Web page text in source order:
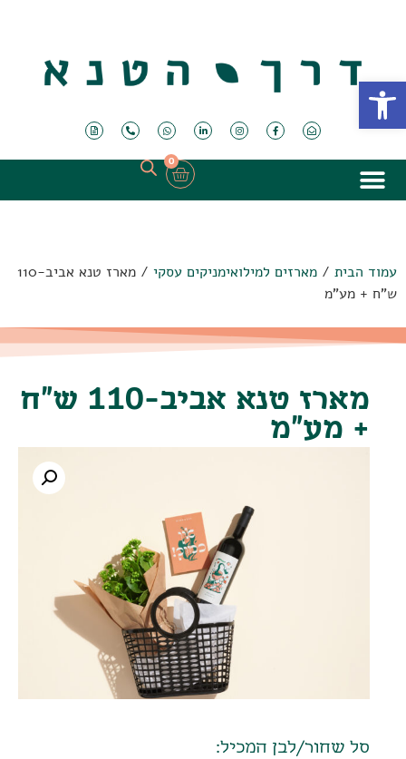
פתח סרגל נגישות
0
עמוד הבית / מארזים למילואימניקים עסקי
/ מארז טנא אביב-110
ש"ח + מע"מ
מארז טנא אביב-110 ש"ח
+ מע"מ
סל שחור/לבן המכיל: